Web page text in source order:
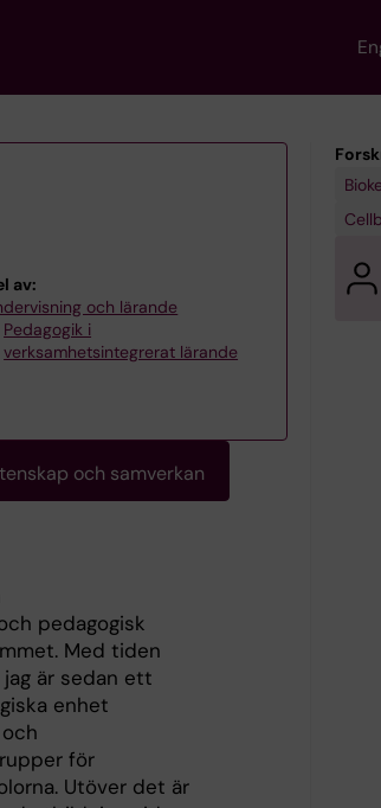
av:
och lärande
Pedagogik i
verksamhetsintegrerat lärande
och samverkan
pedagogisk
Med tiden
är sedan ett
enhet
för
Utöver det är